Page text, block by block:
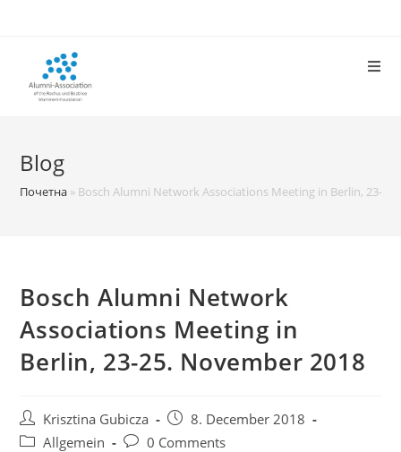
Blog
Почетна » Bosch Alumni Network Associations Meeting in Berlin, 23-
Bosch Alumni Network
Associations Meeting in
Berlin, 23-25. November 2018
Post
author:
Krisztina Gubicza
Post
published:
8. December 2018
PostAllgemein
Post0 Comments